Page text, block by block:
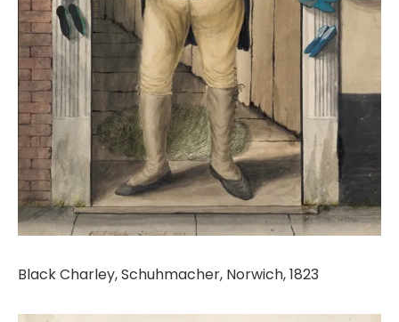
Black Charley, Schuhmacher, Norwich, 1823